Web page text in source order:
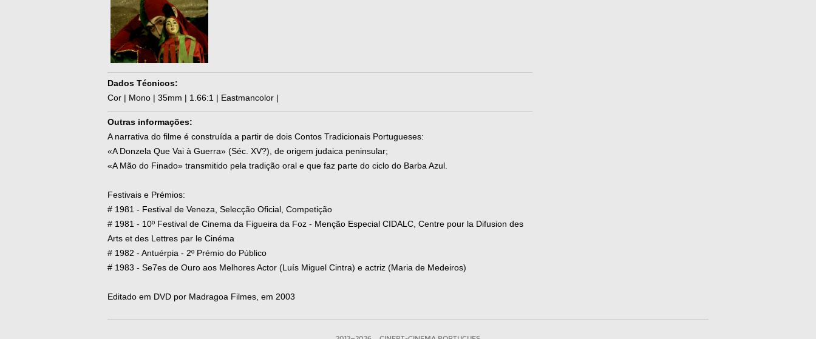
Dados Técnicos:
Cor | Mono | 35mm | 1.66:1 | Eastmancolor |
Outras informações:
A narrativa do filme é construída a partir de dois Contos Tradicionais Portugueses:
«A Donzela Que Vai à Guerra» (Séc. XV?), de origem judaica peninsular;
«A Mão do Finado» transmitido pela tradição oral e que faz parte do ciclo do Barba Azul.
Festivais e Prémios:
# 1981 - Festival de Veneza, Selecção Oficial, Competição
# 1981 - 10º Festival de Cinema da Figueira da Foz - Menção Especial CIDALC, Centre pour la Difusion des
Arts et des Lettres par le Cinéma
# 1982 - Antuérpia - 2º Prémio do Público
# 1983 - Se7es de Ouro aos Melhores Actor (Luís Miguel Cintra) e actriz (Maria de Medeiros)
Editado em DVD por Madragoa Filmes, em 2003